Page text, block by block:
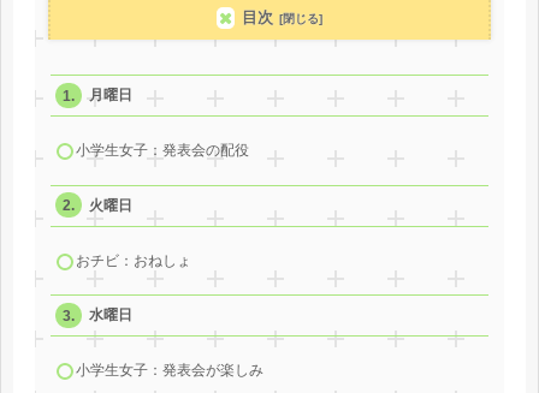
目次
月曜日
小学生女子：発表会の配役
火曜日
おチビ：おねしょ
水曜日
小学生女子：発表会が楽しみ